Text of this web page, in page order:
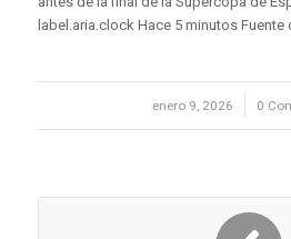
label.aria.clock Hace 5 minutos Fuente
enero 9, 2026
/ 0